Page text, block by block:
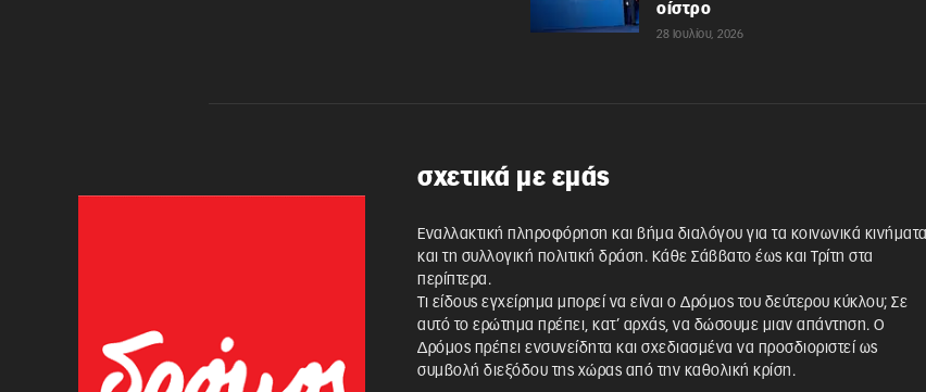
οίστρο
28 Ιουλίου, 2026
σχετικά με εμάς
Εναλλακτική πληροφόρηση και βήμα διαλόγου για τα κοινωνικά κινήματα
και τη συλλογική πολιτική δράση. Κάθε Σάββατο έως και Τρίτη στα
περίπτερα.
Τι είδους εγχείρημα μπορεί να είναι ο Δρόμος του δεύτερου κύκλου; Σε
αυτό το ερώτημα πρέπει, κατ’ αρχάς, να δώσουμε μιαν απάντηση. Ο
Δρόμος πρέπει ενσυνείδητα και σχεδιασμένα να προσδιοριστεί ως
συμβολή διεξόδου της χώρας από την καθολική κρίση.